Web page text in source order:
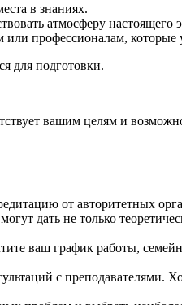
в знаниях.
атмосферу настоящего
или профессионалам,
для подготовки.
вашим целям и
от авторитетных
дать не только
ваш график работы,
с преподавателями.